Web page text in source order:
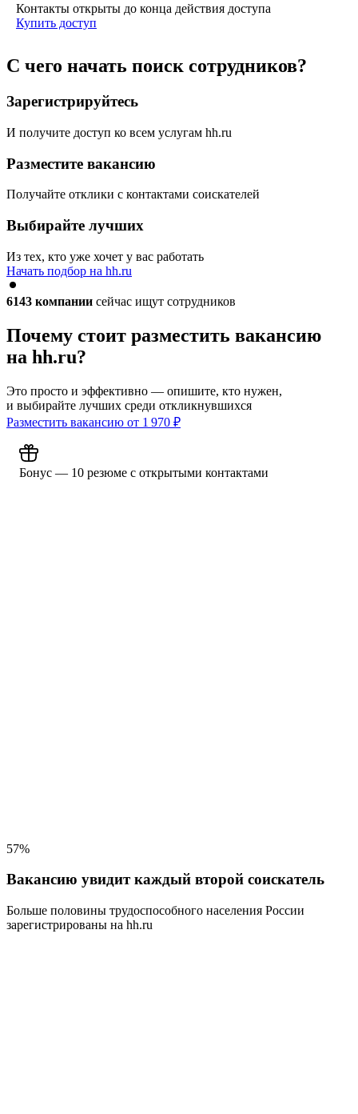
Контакты открыты до конца действия доступа
Купить доступ
С чего начать поиск сотрудников?
Зарегистрируйтесь
И получите доступ ко всем услугам hh.ru
Разместите вакансию
Получайте отклики с контактами соискателей
Выбирайте лучших
Из тех, кто уже хочет у вас работать
Начать подбор на hh.ru
6143 компании сейчас ищут сотрудников
Почему стоит разместить вакансию
на hh.ru?
Это просто и эффективно — опишите, кто нужен,
и выбирайте лучших среди откликнувшихся
Разместить вакансию от 1 970 ₽
Бонус — 10 резюме с открытыми контактами
57%
Вакансию увидит каждый второй соискатель
Больше половины трудоспособного населения России
зарегистрированы на hh.ru